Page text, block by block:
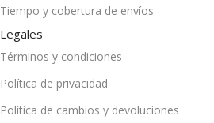
Tiempo y cobertura de envíos
Legales
Términos y condiciones
Política de privacidad
Política de cambios y devoluciones